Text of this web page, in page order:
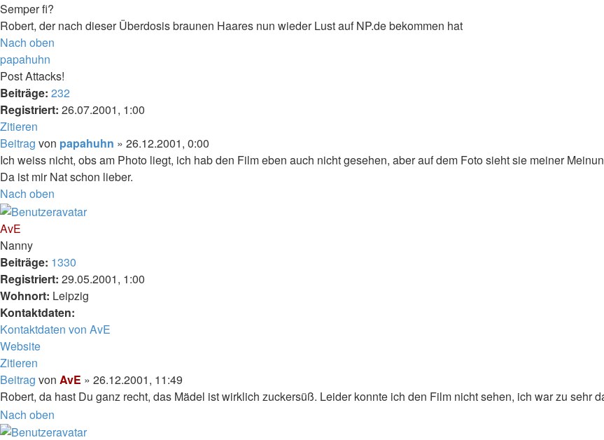
Semper fi?
Robert, der nach dieser Überdosis braunen Haares nun wieder Lust auf NP.de bekommen hat
Nach oben
papahuhn
Post Attacks!
Beiträge: 232
Registriert: 26.07.2001, 1:00
Zitieren
Beitrag von papahuhn » 26.12.2001, 0:00
Ich weiss nicht, obs am Photo liegt, ich hab den Film eben auch nicht gesehen, aber auf dem Foto sieht sie meiner
Da ist mir Nat schon lieber.
Nach oben
AvE
Nanny
Beiträge: 1330
Registriert: 29.05.2001, 1:00
Wohnort: Leipzig
Kontaktdaten:
Kontaktdaten von AvE
Website
Zitieren
Beitrag von AvE » 26.12.2001, 11:49
Robert, da hast Du ganz recht, das Mädel ist wirklich zuckersüß. Leider konnte ich den Film nicht sehen, ich war zu sehr
Nach oben